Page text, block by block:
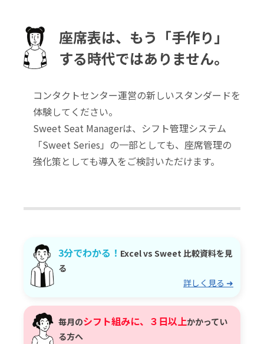
座席表は、もう「手作り」
する時代ではありません。
コンタクトセンター運営の新しいスタンダードを
体験してください。
Sweet Seat Managerは、シフト管理システム
「Sweet Series」の一部としても、座席管理の
強化策としても導入をご検討いただけます。
3分でわかる！ Excel vs Sweet 比較資料を見
る
詳しく見る ➜
毎月のシフト組みに、３日以上かかってい
る方へ